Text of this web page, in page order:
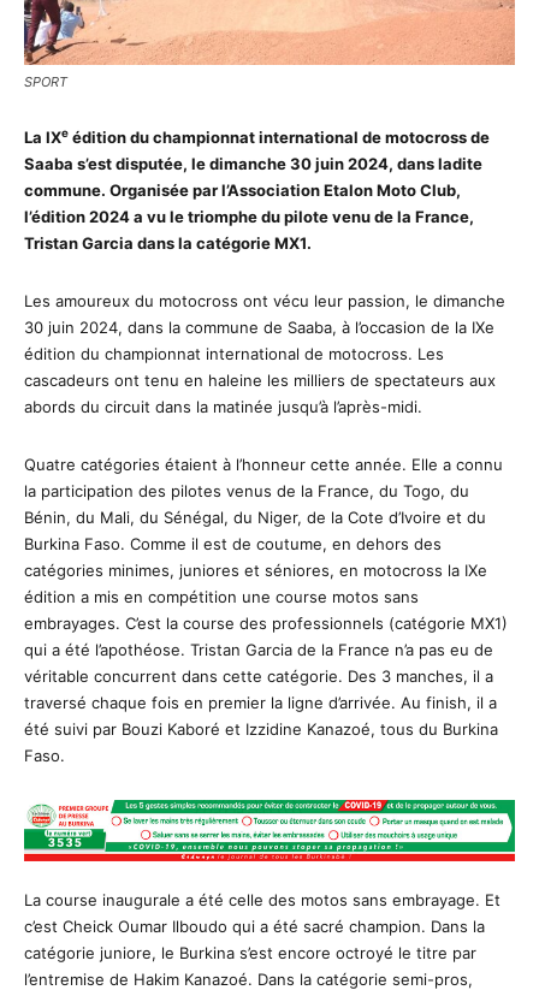
SPORT
La IXe édition du championnat international de motocross de
Saaba s’est disputée, le dimanche 30 juin 2024, dans ladite
commune. Organisée par l’Association Etalon Moto Club,
l’édition 2024 a vu le triomphe du pilote venu de la France,
Tristan Garcia dans la catégorie MX1.
Les amoureux du motocross ont vécu leur passion, le dimanche
30 juin 2024, dans la commune de Saaba, à l’occasion de la IXe
édition du championnat international de motocross. Les
cascadeurs ont tenu en haleine les milliers de spectateurs aux
abords du circuit dans la matinée jusqu’à l’après-midi.
Quatre catégories étaient à l’honneur cette année. Elle a connu
la participation des pilotes venus de la France, du Togo, du
Bénin, du Mali, du Sénégal, du Niger, de la Cote d’Ivoire et du
Burkina Faso. Comme il est de coutume, en dehors des
catégories minimes, juniores et séniores, en motocross la IXe
édition a mis en compétition une course motos sans
embrayages. C’est la course des professionnels (catégorie MX1)
qui a été l’apothéose. Tristan Garcia de la France n’a pas eu de
véritable concurrent dans cette catégorie. Des 3 manches, il a
traversé chaque fois en premier la ligne d’arrivée. Au finish, il a
été suivi par Bouzi Kaboré et Izzidine Kanazoé, tous du Burkina
Faso.
La course inaugurale a été celle des motos sans embrayage. Et
c’est Cheick Oumar Ilboudo qui a été sacré champion. Dans la
catégorie juniore, le Burkina s’est encore octroyé le titre par
l’entremise de Hakim Kanazoé. Dans la catégorie semi-pros,